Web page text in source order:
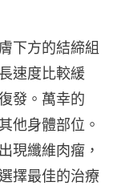
下方的結締組
速度比較緩
發。萬幸的
他身體部​​位。
現纖維肉瘤，
擇最佳的治療